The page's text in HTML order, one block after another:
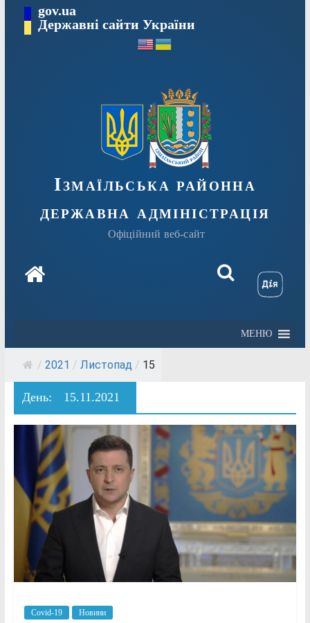
вмісту
gov.ua
Державні сайти України
Ізмаїльська районна
державна адміністрація
Офіційний веб-сайт
МЕНЮ
/ 2021 / Листопад / 15
День: 15.11.2021
Covid-19 Новини